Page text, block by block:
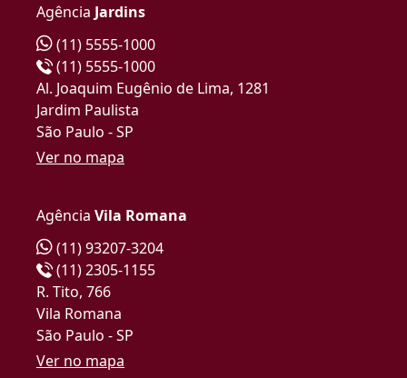
Agência Jardins
(11) 5555-1000
(11) 5555-1000
Al. Joaquim Eugênio de Lima, 1281
Jardim Paulista
São Paulo - SP
Ver no mapa
Agência Vila Romana
(11) 93207-3204
(11) 2305-1155
R. Tito, 766
Vila Romana
São Paulo - SP
Ver no mapa